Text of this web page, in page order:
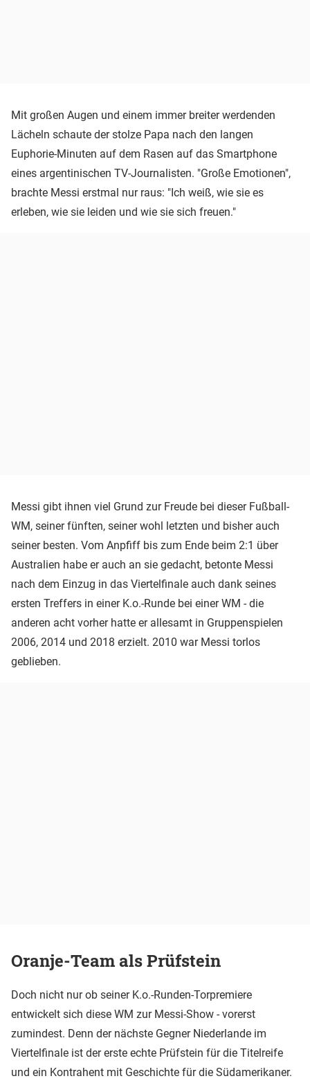
Mit großen Augen und einem immer breiter werdenden
Lächeln schaute der stolze Papa nach den langen
Euphorie-Minuten auf dem Rasen auf das Smartphone
eines argentinischen TV-Journalisten. "Große Emotionen",
brachte Messi erstmal nur raus: "Ich weiß, wie sie es
erleben, wie sie leiden und wie sie sich freuen."
Messi gibt ihnen viel Grund zur Freude bei dieser Fußball-
WM, seiner fünften, seiner wohl letzten und bisher auch
seiner besten. Vom Anpfiff bis zum Ende beim 2:1 über
Australien habe er auch an sie gedacht, betonte Messi
nach dem Einzug in das Viertelfinale auch dank seines
ersten Treffers in einer K.o.-Runde bei einer WM - die
anderen acht vorher hatte er allesamt in Gruppenspielen
2006, 2014 und 2018 erzielt. 2010 war Messi torlos
geblieben.
Oranje-Team als Prüfstein
Doch nicht nur ob seiner K.o.-Runden-Torpremiere
entwickelt sich diese WM zur Messi-Show - vorerst
zumindest. Denn der nächste Gegner Niederlande im
Viertelfinale ist der erste echte Prüfstein für die Titelreife
und ein Kontrahent mit Geschichte für die Südamerikaner.